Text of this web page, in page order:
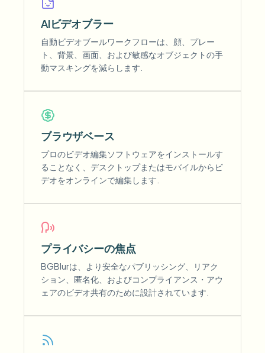
AIビデオブラー
自動ビデオブールワークフローは、顔、プレー
ト、背景、画面、および敏感なオブジェクトの手
動マスキングを減らします.
ブラウザベース
プロのビデオ編集ソフトウェアをインストールす
ることなく、デスクトップまたはモバイルからビ
デオをオンラインで編集します.
プライバシーの焦点
BGBlurは、より安全なパブリッシング、リアク
ション、匿名化、およびコンプライアンス・アウ
ェアのビデオ共有のために設計されています.